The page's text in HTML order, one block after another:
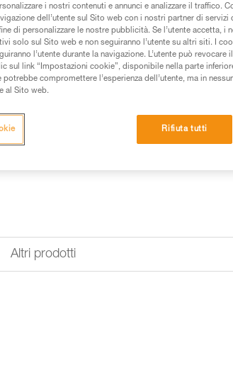
Trova un
Altri prodotti
i nostri contenuti e annunci e analizzare il traffico.
dell’utente sul Sito web con i nostri partner di
di personalizzare le nostre pubblicità. Se l’utente accetta, i
solo sul Sito web e non seguiranno l’utente su altri siti. I
l’utente durante la navigazione. L’utente può
sul link “Impostazioni cookie”, disponibile nella parte
compromettere l’esperienza dell’utente, ma in
al Sito web.
Rifiuta tutti